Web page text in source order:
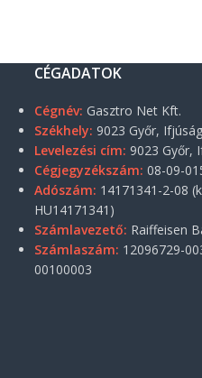
CÉGADATOK
Cégnév: Gasztro Net Kft.
Székhely: 9023 Győr,
Levelezési cím: 9023 Győr,
Cégjegyzékszám: 08-09-
Adószám: 14171341-2-08
HU14171341)
Számlavezető: Raiffeisen
Számlaszám: 12096729-
00100003